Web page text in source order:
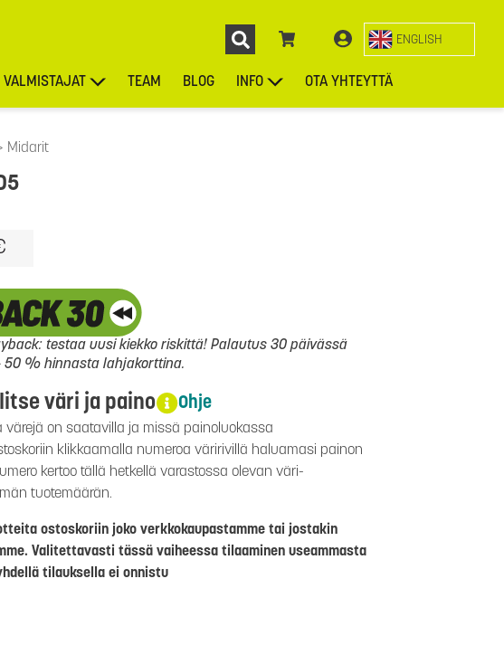
ENGLISH
VALMISTAJAT TEAM BLOG INFO OTA YHTEYTTÄ
Midarit
testaa uusi kiekko riskittä! Palautus 30 päivässä
50 % hinnasta lahjakorttina.
väri ja paino Ohje
värejä on saatavilla ja missä painoluokassa
klikkaamalla numeroa väririvillä haluamasi painon
kertoo tällä hetkellä varastossa olevan väri-
tuotemäärän.
ostoskoriin joko verkkokaupastamme tai jostakin
Valitettavasti tässä vaiheessa tilaaminen useammasta
tilauksella ei onnistu